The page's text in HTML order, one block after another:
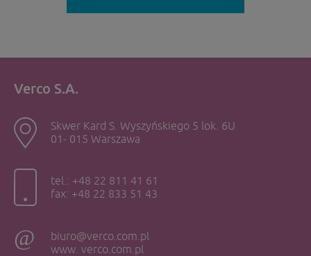
Verco S.A.
Skwer Kard S. Wyszyńskiego 5 lok. 6U
01- 015 Warszawa
tel.: +48 22 811 41 61
fax: +48 22 833 51 43
biuro@verco.com.pl
www. verco.com.pl